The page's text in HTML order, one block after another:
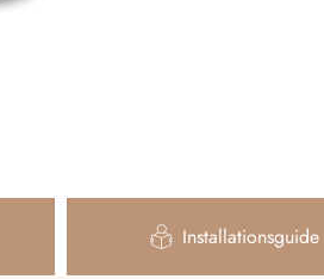
Installationsguide